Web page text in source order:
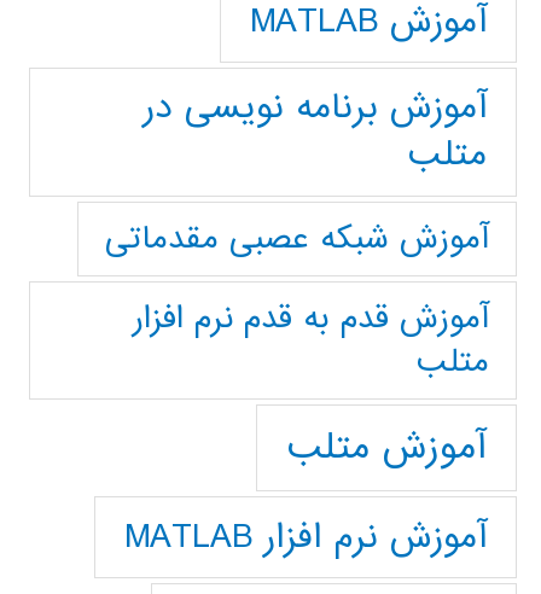
آموزش MATLAB
آموزش برنامه نویسی در
متلب
آموزش شبکه عصبی مقدماتی
آموزش قدم به قدم نرم افزار
متلب
آموزش متلب
آموزش نرم افزار MATLAB